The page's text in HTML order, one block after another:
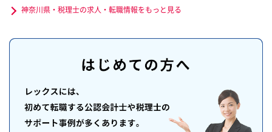
神奈川県・税理士の求人・転職情報をもっと見る